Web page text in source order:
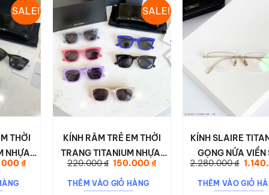
SALE!
THỜI
NHỰA.
₫.
₫Giá
SALE!
KÍNH RÂM TRẺ EM THỜI
TRANG TITANIUM NHỰA.
DESON 0036
220.000₫ Giá
là:
220.000 ₫.
150.000₫Giá
THÊM VÀO GIỎ HÀNG
KÍNH SLAIRE
GỌNG NỬA VIỀN
NHẸ, SANG
ĐẲNG CẤP
2.280.000₫ Giá
là:
THÊM VÀO GIỎ